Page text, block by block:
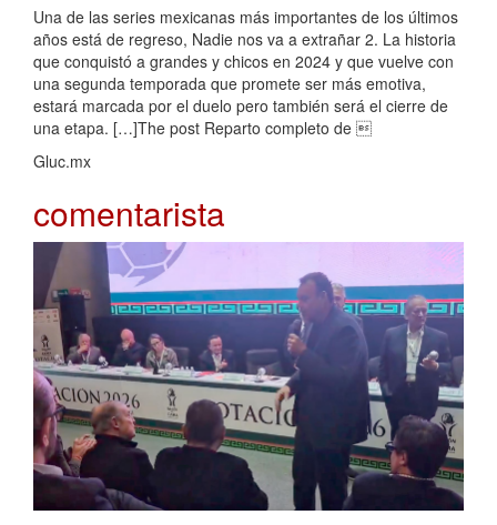
Una de las series mexicanas más importantes de los últimos
años está de regreso, Nadie nos va a extrañar 2. La historia
que conquistó a grandes y chicos en 2024 y que vuelve con
una segunda temporada que promete ser más emotiva,
estará marcada por el duelo pero también será el cierre de
una etapa. […]The post Reparto completo de 
Gluc.mx
comentarista